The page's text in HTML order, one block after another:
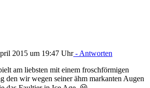
2015 um 19:47 Uhr- Antworten
am liebsten mit einem froschförmigen
den wir wegen seiner ähm markanten Augen